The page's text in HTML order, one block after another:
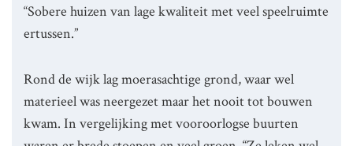
“Sobere huizen van lage kwaliteit met veel speelruimte
ertussen.”
Rond de wijk lag moerasachtige grond, waar wel
materieel was neergezet maar het nooit tot bouwen
kwam. In vergelijking met vooroorlogse buurten